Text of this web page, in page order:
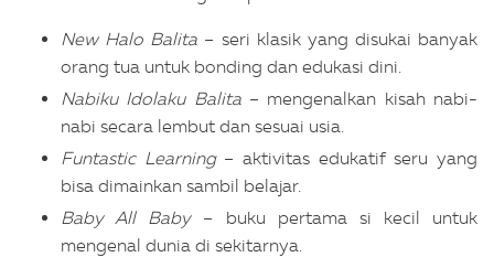
New Halo Balita – seri klasik yang disukai banyak
orang tua untuk bonding dan edukasi dini.
Nabiku Idolaku Balita– mengenalkan kisah nabi-
nabi secara lembut dan sesuai usia.
Funtastic Learning– aktivitas edukatif seru yang
bisa dimainkan sambil belajar.
Baby All Baby– buku pertama si kecil untuk
mengenal dunia di sekitarnya.